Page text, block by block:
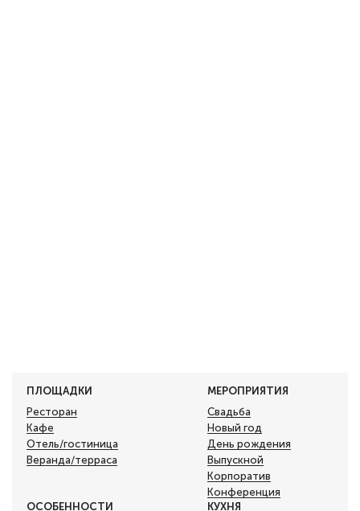
ПЛОЩАДКИ
Ресторан
Кафе
Отель/гостиница
Веранда/терраса
МЕРОПРИЯТИЯ
Свадьба
Новый год
День рождения
Выпускной
Корпоратив
Конференция
ОСОБЕННОСТИ
КУХНЯ